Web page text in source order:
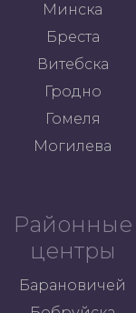
Минска
Бреста
Витебска
Гродно
Гомеля
Могилева
Районные
центры
Барановичей